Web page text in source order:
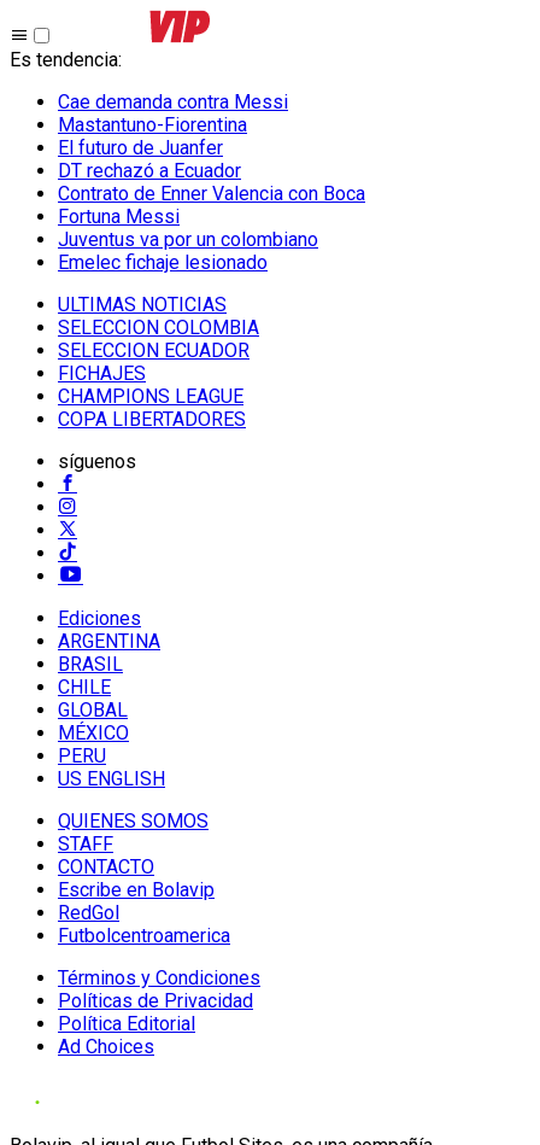
Es tendencia:
Cae demanda contra Messi
Mastantuno-Fiorentina
El futuro de Juanfer
DT rechazó a Ecuador
Contrato de Enner Valencia con Boca
Fortuna Messi
Juventus va por un colombiano
Emelec fichaje lesionado
ULTIMAS NOTICIAS
SELECCION COLOMBIA
SELECCION ECUADOR
FICHAJES
CHAMPIONS LEAGUE
COPA LIBERTADORES
síguenos
Ediciones
ARGENTINA
BRASIL
CHILE
GLOBAL
MÉXICO
PERU
US ENGLISH
QUIENES SOMOS
STAFF
CONTACTO
Escribe en Bolavip
RedGol
Futbolcentroamerica
Términos y Condiciones
Políticas de Privacidad
Política Editorial
Ad Choices